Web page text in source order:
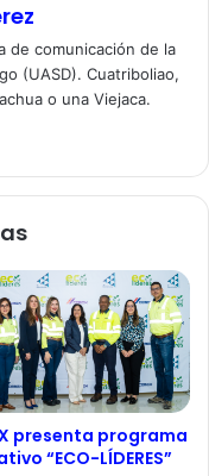
de comunicación de la
(UASD). Cuatriboliao,
o una Viejaca.
presenta programa
“ECO-LÍDERES”